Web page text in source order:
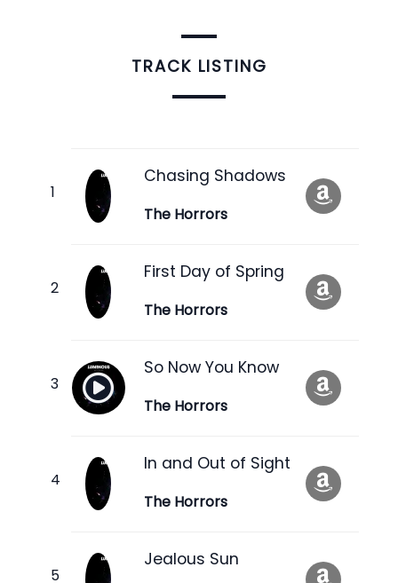
TRACK LISTING
Chasing Shadows
The Horrors
First Day of Spring
The Horrors
So Now You Know
The Horrors
In and Out of Sight
The Horrors
Jealous Sun